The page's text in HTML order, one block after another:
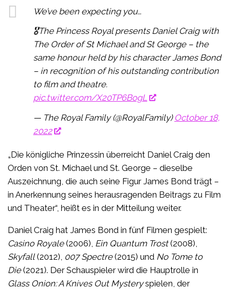
We’ve been expecting you…
🎖️The Princess Royal presents Daniel Craig with
The Order of St Michael and St George – the
same honour held by his character James Bond
– in recognition of his outstanding contribution
to film and theatre.
pic.twitter.com/X20TP6BogL
— The Royal Family (@RoyalFamily) October 18,
2022
„Die königliche Prinzessin überreicht Daniel Craig den
Orden von St. Michael und St. George – dieselbe
Auszeichnung, die auch seine Figur James Bond trägt –
in Anerkennung seines herausragenden Beitrags zu Film
und Theater“, heißt es in der Mitteilung weiter.
Daniel Craig hat James Bond in fünf Filmen gespielt:
Casino Royale(2006), Ein Quantum Trost(2008),
Skyfall(2012), 007 Spectre(2015) und No Tome to
Die(2021). Der Schauspieler wird die Hauptrolle in
Glass Onion: A Knives Out Mysteryspielen, der